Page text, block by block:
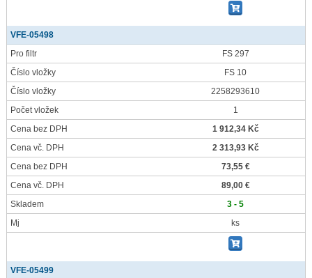
VFE-05498
Pro filtr
FS 297
Číslo vložky
FS 10
Číslo vložky
2258293610
Počet vložek
1
Cena bez DPH
1 912,34 Kč
Cena vč. DPH
2 313,93 Kč
Cena bez DPH
73,55 €
Cena vč. DPH
89,00 €
Skladem
3 - 5
Mj
ks
VFE-05499